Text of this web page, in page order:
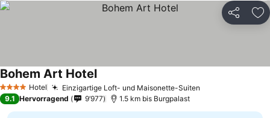
Teilen
4 Sterne Hotel Einzigartige Loft- und Maisonette-Suiten
Bohem Art Hotel
9.1 Hervorragend 9’977 1.5 km bis Burgpalast